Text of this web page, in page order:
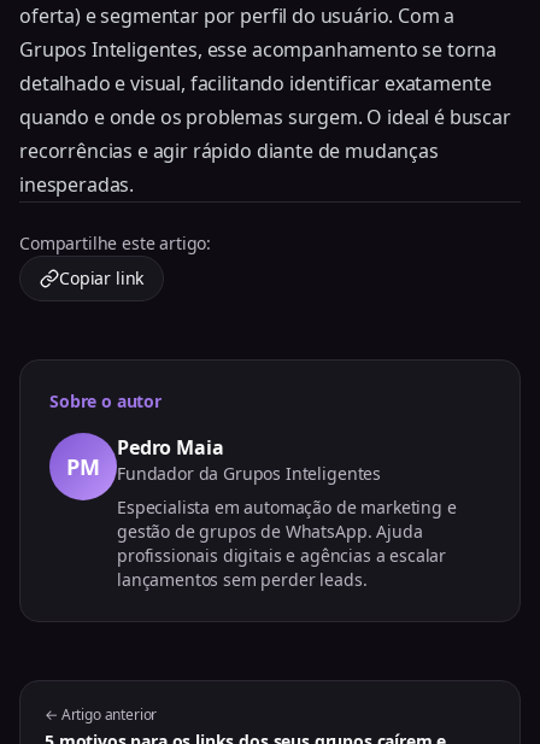
oferta) e segmentar por perfil do usuário. Com a
Grupos Inteligentes, esse acompanhamento se torna
detalhado e visual, facilitando identificar exatamente
quando e onde os problemas surgem. O ideal é buscar
recorrências e agir rápido diante de mudanças
inesperadas.
Compartilhe este artigo:
Copiar link
Sobre o autor
PM
Pedro Maia
Fundador da Grupos Inteligentes
Especialista em automação de marketing e
gestão de grupos de WhatsApp. Ajuda
profissionais digitais e agências a escalar
lançamentos sem perder leads.
← Artigo anterior